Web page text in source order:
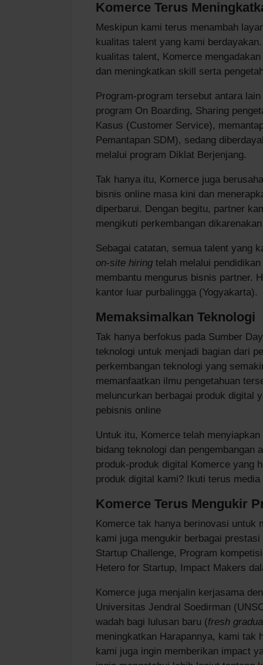
Komerce Terus
Meskipun kami terus menambah
kualitas talent yang kami
kualitas talent, Komerce
dan meningkatkan skill serta
Program-program tersebut antara
program On Boarding, Sharing
Kasus (Customer Service),
Pemantapan SDM), sedang
melalui program Diklat Berjenjang.
Tak hanya itu, Komerce juga
bisnis online masa kini dan
diperbarui. Dengan begitu, partner
mengikuti perkembangan
Sebagai catatan, semua talent yang
on-site hiring telah melalui
membantu mengurus bisnis partner.
kantor luar purbalingga (Yogyakarta).
Memaksimalkan Teknologi
Tak hanya berfokus pada Sumber
teknologi untuk menjadi bagian dari
perkembangan teknologi yang
memanfaatkan ilmu pengetahuan
meluncurkan berbagai produk digital
pebisnis online
Untuk itu, Komerce telah
bidang teknologi dan
produk-produk digital Komerce yang
produk digital kami? Ikuti terus
Komerce Terus Mengukir
Komerce tak hanya berinovasi untuk
kami juga mengukir berbagai
Startup Challenge, Program
Hetero for Startup, Impact Makers
Komerce juga menjalin kerjasama
Universitas Jendral Soedirman
wadah bagi lulusan baru (fresh
meningkatkan Harapannya, kami tak
kami juga ingin memberikan impact